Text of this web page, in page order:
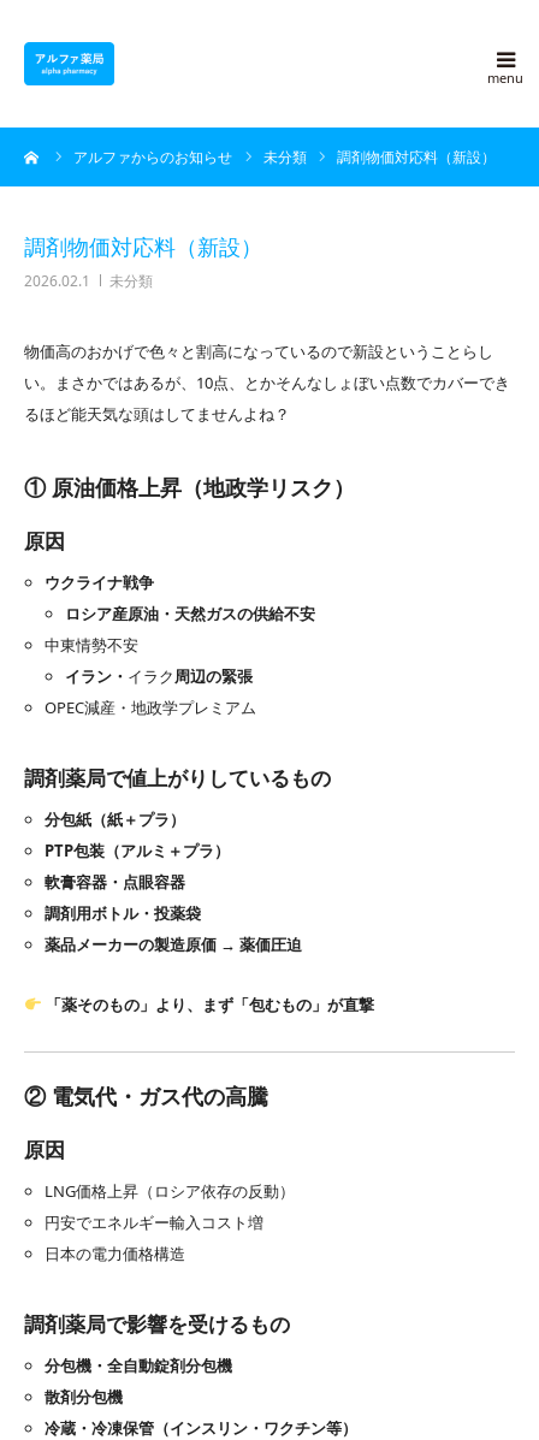
アルファからのお知らせ 未分類 調剤物価対応料（新設）
調剤物価対応料（新設）
2026.02.1 未分類
物価高のおかげで色々と割高になっているので新設ということらし
い。まさかではあるが、10点、とかそんなしょぼい点数でカバーでき
るほど能天気な頭はしてませんよね？
① 原油価格上昇（地政学リスク）
原因
ウクライナ戦争
ロシア産原油・天然ガスの供給不安
中東情勢不安
イラン・ イラク周辺の緊張
OPEC減産・地政学プレミアム
調剤薬局で値上がりしているもの
分包紙（紙＋プラ）
PTP包装（アルミ＋プラ）
軟膏容器・点眼容器
調剤用ボトル・投薬袋
薬品メーカーの製造原価 → 薬価圧迫
「薬そのもの」より、まず「包むもの」が直撃
② 電気代・ガス代の高騰
原因
LNG価格上昇（ロシア依存の反動）
円安でエネルギー輸入コスト増
日本の電力価格構造
調剤薬局で影響を受けるもの
分包機・全自動錠剤分包機
散剤分包機
冷蔵・冷凍保管（インスリン・ワクチン等）
採用情報
よくある質問
ブログ